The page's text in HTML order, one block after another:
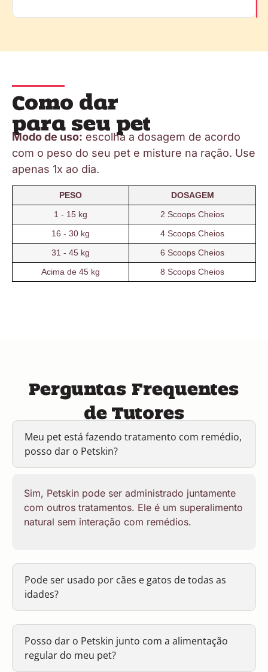
Como dar
para seu pet
Modo de uso: escolha a dosagem de acordo
com o peso do seu pet e misture na ração. Use
apenas 1x ao dia.
PESO
DOSAGEM
1 - 15 kg
2 Scoops Cheios
16 - 30 kg
4 Scoops Cheios
31 - 45 kg
6 Scoops Cheios
Acima de 45 kg
8 Scoops Cheios
Perguntas Frequentes
de Tutores
Meu pet está fazendo tratamento com remédio,
posso dar o Petskin?
Sim, Petskin pode ser administrado juntamente
com outros tratamentos. Ele é um superalimento
natural sem interação com remédios.
Pode ser usado por cães e gatos de todas as
idades?
Posso dar o Petskin junto com a alimentação
regular do meu pet?